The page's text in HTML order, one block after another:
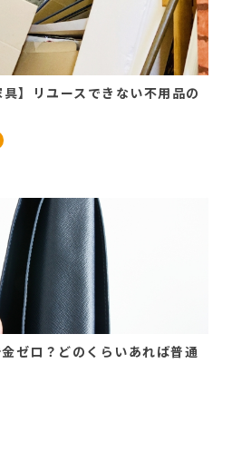
具】リユースできない不用品の
ゼロ？どのくらいあれば普通